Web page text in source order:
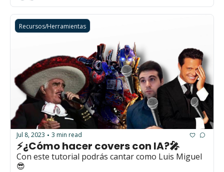
Recursos/Herramientas
Jul 8, 2023 • 3 min read
⚡¿Cómo hacer covers con IA?🎤
Con este tutorial podrás cantar como Luis Miguel
😎